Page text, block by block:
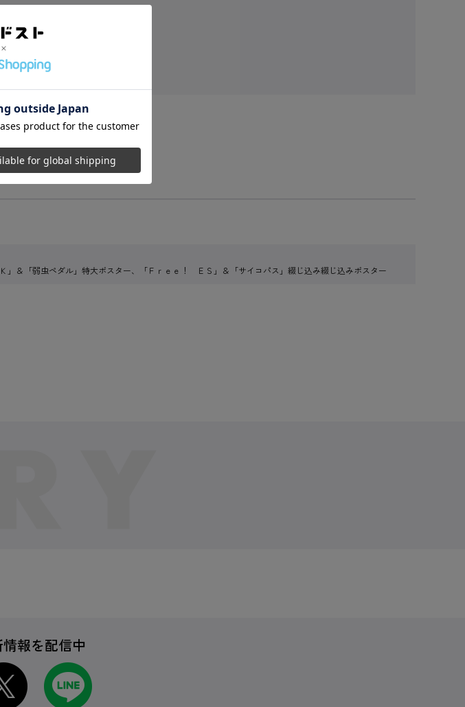
＆「弱虫ペダル」特大ポスター、「Ｆｒｅｅ！ ＥＳ」＆「サイコパス」綴じ込み綴じ込みポスター
報を配信中